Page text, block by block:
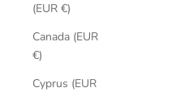
(EUR €)
Canada (EUR
€)
Cyprus (EUR